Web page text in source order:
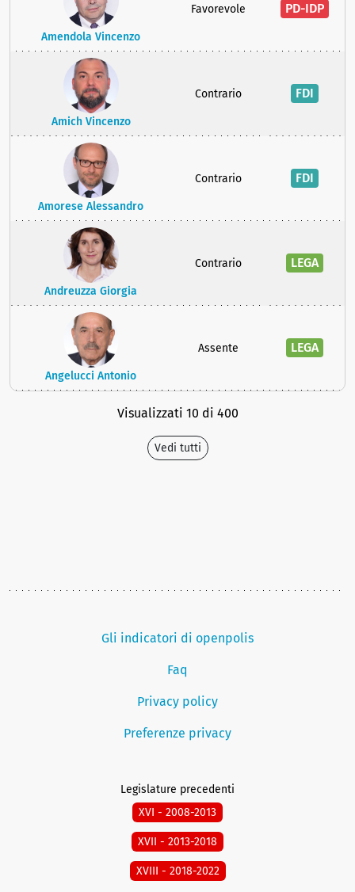
Amendola Vincenzo
Favorevole PD-IDP
Amich Vincenzo
Contrario FDI
Amorese Alessandro
Contrario FDI
Andreuzza Giorgia
Contrario LEGA
Angelucci Antonio
Assente LEGA
Visualizzati 10 di 400
Vedi tutti
Gli indicatori di openpolis
Faq
Privacy policy
Preferenze privacy
Legislature precedenti
XVI - 2008-2013
XVII - 2013-2018
XVIII - 2018-2022